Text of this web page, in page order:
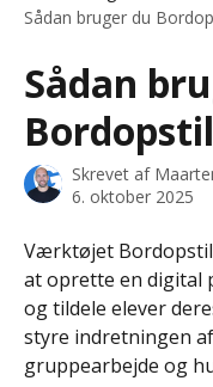
Sådan bruger du
Sådan
Skrevet af
6. oktober 2025
Værktøjet
at oprette en digital
og tildele elever
styre indretningen
gruppearbejde og